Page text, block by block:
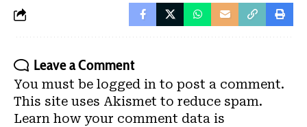
Leave a Comment
You must be logged in to post a comment.
This site uses Akismet to reduce spam.
Learn how your comment data is